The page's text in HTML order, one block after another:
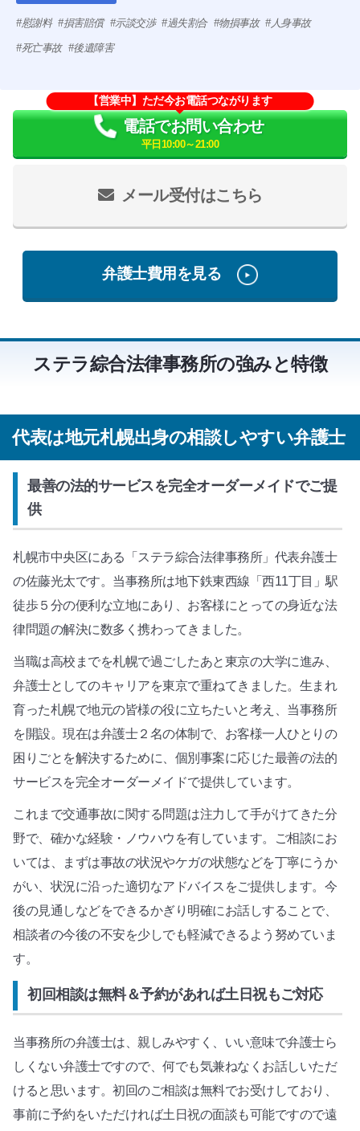
慰謝料 損害賠償 示談交渉 過失割合 物損事故 人身事故
死亡事故 後遺障害
メール受付はこちら
【営業中】ただ今お電話つながります
電話でお問い合わせ
平日10:00～21:00
弁護士費用を見る
ステラ綜合法律事務所の強みと特徴
代表は地元札幌出身の相談しやすい弁護士
最善の法的サービスを完全オーダーメイドでご提
供
札幌市中央区にある「ステラ綜合法律事務所」代表弁護士
の佐藤光太です。当事務所は地下鉄東西線「西11丁目」駅
徒歩５分の便利な立地にあり、お客様にとっての身近な法
律問題の解決に数多く携わってきました。
当職は高校までを札幌で過ごしたあと東京の大学に進み、
弁護士としてのキャリアを東京で重ねてきました。生まれ
育った札幌で地元の皆様の役に立ちたいと考え、当事務所
を開設。現在は弁護士２名の体制で、お客様一人ひとりの
困りごとを解決するために、個別事案に応じた最善の法的
サービスを完全オーダーメイドで提供しています。
これまで交通事故に関する問題は注力して手がけてきた分
野で、確かな経験・ノウハウを有しています。ご相談にお
いては、まずは事故の状況やケガの状態などを丁寧にうか
がい、状況に沿った適切なアドバイスをご提供します。今
後の見通しなどをできるかぎり明確にお話しすることで、
相談者の今後の不安を少しでも軽減できるよう努めていま
す。
初回相談は無料＆予約があれば土日祝もご対応
当事務所の弁護士は、親しみやすく、いい意味で弁護士ら
しくない弁護士ですので、何でも気兼ねなくお話しいただ
けると思います。初回のご相談は無料でお受けしており、
事前に予約をいただければ土日祝の面談も可能ですので遠